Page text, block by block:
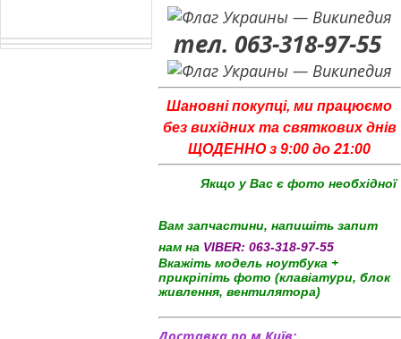
тел. 063-318-97-55
Шановні покупці, ми працюємо
без вихідних та святкових днів
ЩОДЕННО з 9:00 до 21:00
Якщо у Вас є фото необхідної
Вам запчастини, напишіть запит
нам на VIBER: 063-318-97-55
Вкажіть модель ноутбука +
прикріпіть фото (клавіатури, блок
живлення, вентилятора)
Доставка по м.Київ: